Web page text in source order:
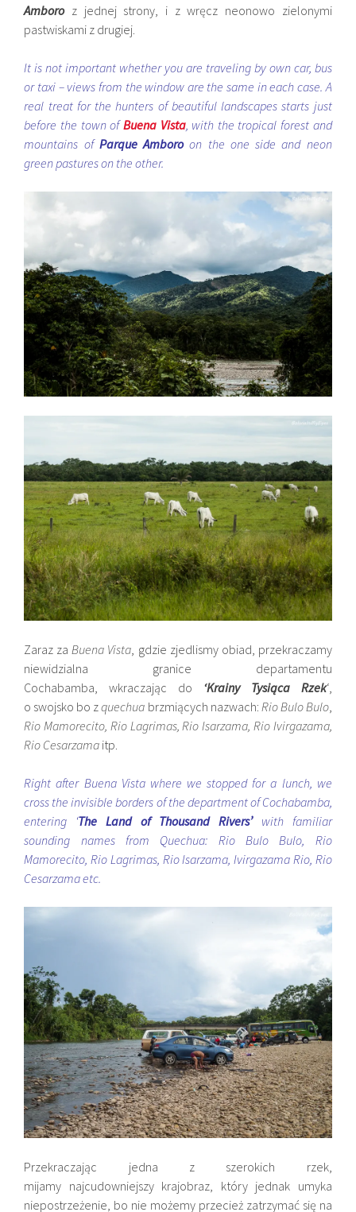
Amboroz jednej strony, i z wręcz neonowo zielonymi
pastwiskami z drugiej.
It is not important whether you are traveling by own car, bus
or taxi – views from the window are the same in each case. A
real treat for the hunters of beautiful landscapes starts just
before the town ofBuena Vista, with the tropical forest and
mountains of Parque Amboroon the one side and neon
green pastures on the other.
Zaraz zaBuena Vista, gdzie zjedlismy obiad, przekraczamy
niewidzialna granice departamentu
Cochabamba, wkraczając do ‘Krainy Tysiąca Rzek‘,
o swojsko bo zquechua brzmiących nazwach: Rio Bulo Bulo,
Rio Mamorecito, Rio Lagrimas, Rio Isarzama, Rio Ivirgazama,
Rio Cesarzama itp.
Right after Buena Vista where we stopped for a lunch, we
cross the invisible borders of the department of Cochabamba,
entering ‘The Land of Thousand Rivers’ with familiar
sounding names from Quechua: Rio Bulo Bulo, Rio
Mamorecito, Rio Lagrimas, Rio Isarzama, Ivirgazama Rio, Rio
Cesarzama etc.
Przekraczając jedna z szerokich rzek,
mijamy najcudowniejszy krajobraz, który jednak umyka
niepostrzeżenie, bo nie możemy przecież zatrzymać się na